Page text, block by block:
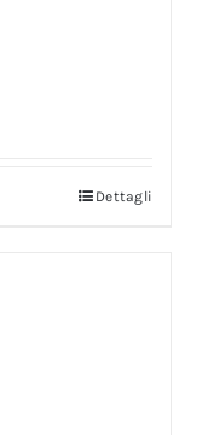
Dettagli